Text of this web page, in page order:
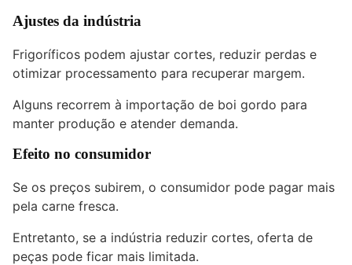
Ajustes da indústria
Frigoríficos podem ajustar cortes, reduzir perdas e
otimizar processamento para recuperar margem.
Alguns recorrem à importação de boi gordo para
manter produção e atender demanda.
Efeito no consumidor
Se os preços subirem, o consumidor pode pagar mais
pela carne fresca.
Entretanto, se a indústria reduzir cortes, oferta de
peças pode ficar mais limitada.